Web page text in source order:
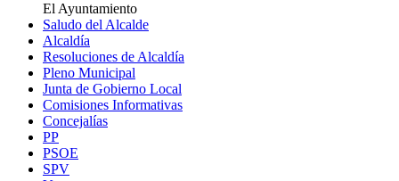
El Ayuntamiento
Saludo del Alcalde
Alcaldía
Resoluciones de Alcaldía
Pleno Municipal
Junta de Gobierno Local
Comisiones Informativas
Concejalías
PP
PSOE
SPV